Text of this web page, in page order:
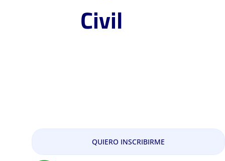
Civil
QUIERO INSCRIBIRME